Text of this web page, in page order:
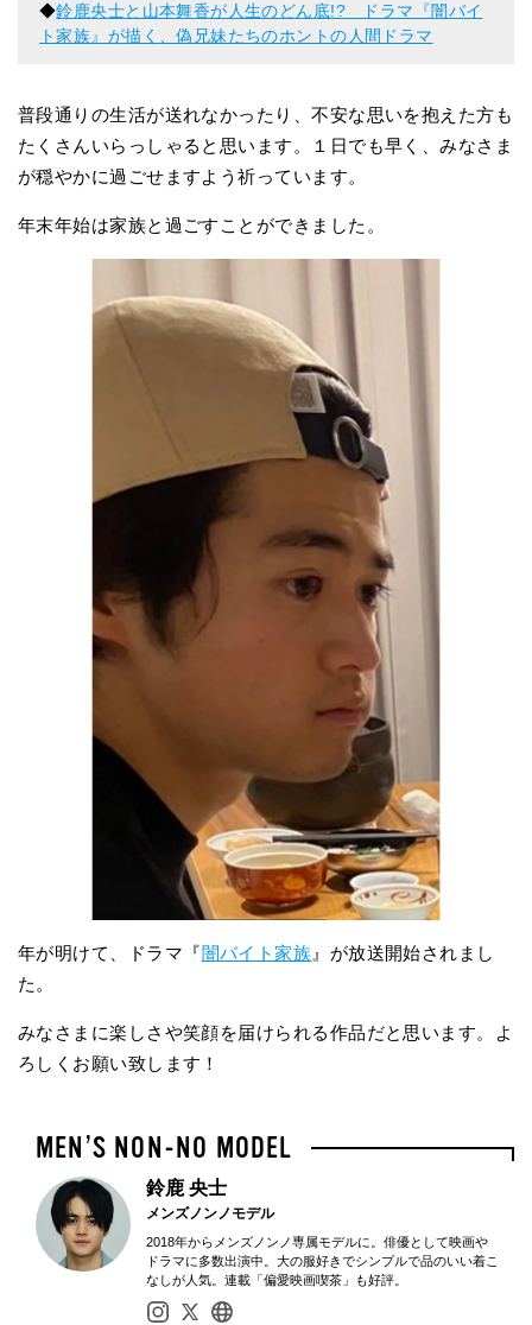
◆鈴鹿央士と山本舞香が人生のどん底!? ドラマ『闇バイ
ト家族』が描く、偽兄妹たちのホントの人間ドラマ
普段通りの生活が送れなかったり、不安な思いを抱えた方も
たくさんいらっしゃると思います。１日でも早く、みなさま
が穏やかに過ごせますよう祈っています。
年末年始は家族と過ごすことができました。
年が明けて、ドラマ『闇バイト家族 』が放送開始されまし
た。
みなさまに楽しさや笑顔を届けられる作品だと思います。よ
ろしくお願い致します！
鈴鹿 央士
メンズノンノモデル
2018年からメンズノンノ専属モデルに。俳優として映画や
ドラマに多数出演中。大の服好きでシンプルで品のいい着こ
なしが人気。連載「偏愛映画喫茶」も好評。